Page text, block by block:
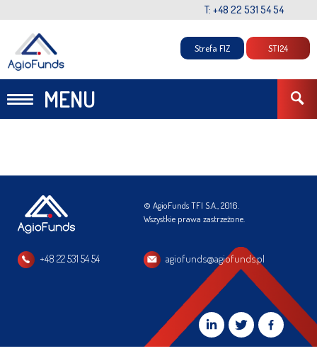
T: +48 22 531 54 54
MENU
Strefa FIZ STI24
© AgioFunds TFI S.A., 2016.
Wszystkie prawa zastrzeżone.
+48 22 531 54 54 agiofunds@agiofunds.pl